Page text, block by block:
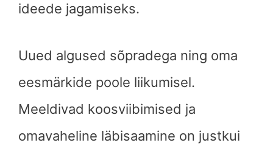
ideede jagamiseks.
Uued algused sõpradega ning oma
eesmärkide poole liikumisel.
Meeldivad koosviibimised ja
omavaheline läbisaamine on justkui